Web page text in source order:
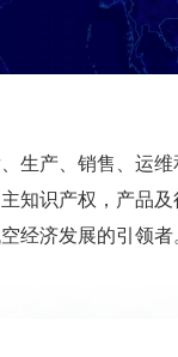
生产、销售、运
知识产权，产品
经济发展的引领者